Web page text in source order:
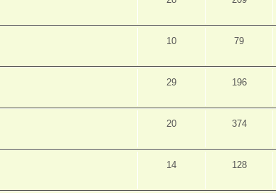
10 79
29 196
20 374
14 128